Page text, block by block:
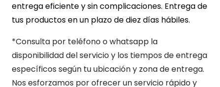
entrega eficiente y sin complicaciones. Entrega de
tus productos en un plazo de diez días hábiles.
*Consulta por teléfono o whatsapp la
disponibilidad del servicio y los tiempos de entrega
específicos según tu ubicación y zona de entrega.
Nos esforzamos por ofrecer un servicio rápido y